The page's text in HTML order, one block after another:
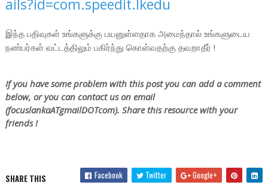
ails?id=com.speedit.lkedu
இந்த பதிவுகள் உங்களுக்கு பயனுள்ளதாக அமைந்தால் உங்களுடைய
நண்பர்கள் வட்டத்திலும் பகிர்ந்து கொள்வதற்கு தவறாதீர் !
If you have some problem with this post you can add a comment
below, or you can contact us on email
(focuslankaATgmailDOTcom). Share this resource with your
friends !
SHARE THIS Facebook Twitter Google+